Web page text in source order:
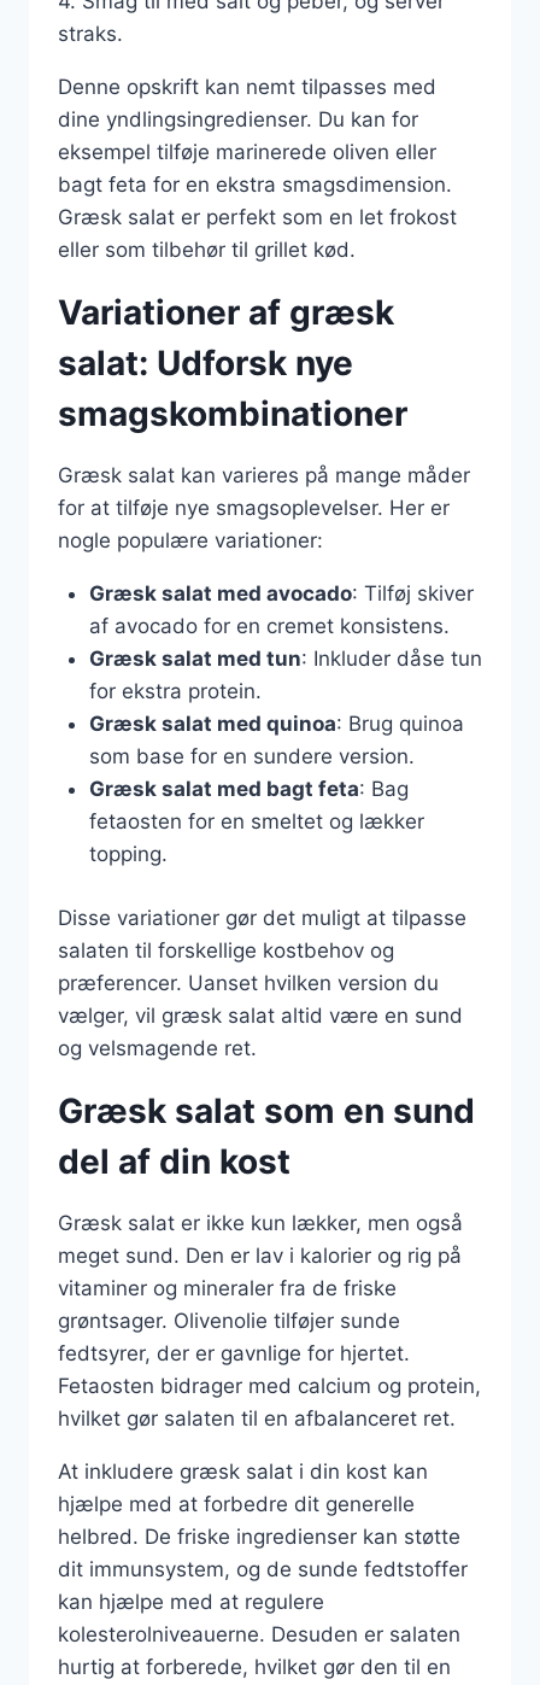
straks.
Denne opskrift kan nemt tilpasses med
dine yndlingsingredienser. Du kan for
eksempel tilføje marinerede oliven eller
bagt feta for en ekstra smagsdimension.
Græsk salat er perfekt som en let frokost
eller som tilbehør til grillet kød.
Variationer af græsk
salat: Udforsk nye
smagskombinationer
Græsk salat kan varieres på mange måder
for at tilføje nye smagsoplevelser. Her er
nogle populære variationer:
Græsk salat med avocado: Tilføj skiver
af avocado for en cremet konsistens.
Græsk salat med tun: Inkluder dåse tun
for ekstra protein.
Græsk salat med quinoa: Brug quinoa
som base for en sundere version.
Græsk salat med bagt feta: Bag
fetaosten for en smeltet og lækker
topping.
Disse variationer gør det muligt at tilpasse
salaten til forskellige kostbehov og
præferencer. Uanset hvilken version du
vælger, vil græsk salat altid være en sund
og velsmagende ret.
Græsk salat som en sund
del af din kost
Græsk salat er ikke kun lækker, men også
meget sund. Den er lav i kalorier og rig på
vitaminer og mineraler fra de friske
grøntsager. Olivenolie tilføjer sunde
fedtsyrer, der er gavnlige for hjertet.
Fetaosten bidrager med calcium og protein,
hvilket gør salaten til en afbalanceret ret.
At inkludere græsk salat i din kost kan
hjælpe med at forbedre dit generelle
helbred. De friske ingredienser kan støtte
dit immunsystem, og de sunde fedtstoffer
kan hjælpe med at regulere
kolesterolniveauerne. Desuden er salaten
hurtig at forberede, hvilket gør den til en